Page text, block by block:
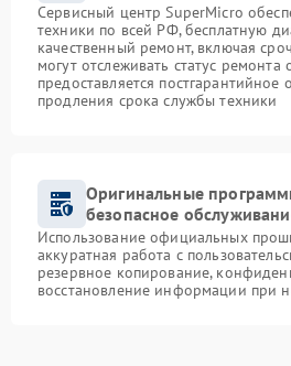
Сервисный центр SuperMicro
техники по всей РФ, бесплатную
качественный ремонт, включая
могут отслеживать статус ремонта
предоставляется постгарантийное
продления срока службы техники
Оригинальные
безопасное
Использование официальных
аккуратная работа с
резервное копирование,
восстановление информации при